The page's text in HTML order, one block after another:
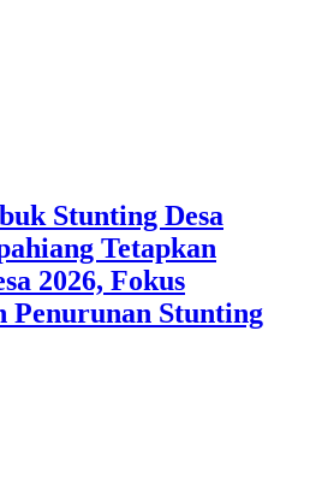
Stunting Desa
Tetapkan
2026, Fokus
Stunting